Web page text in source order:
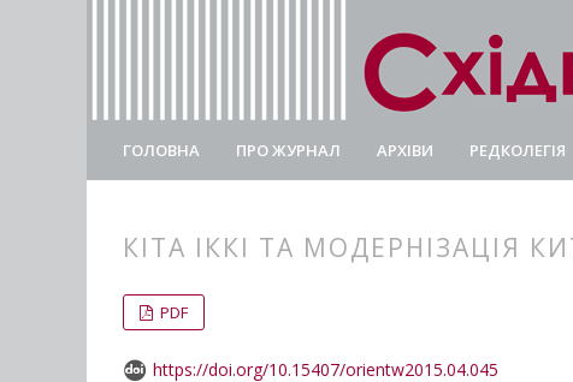
ГОЛОВНА ПРО ЖУРНАЛ АРХІВИ РЕДКОЛЕГІЯ
КІТА ІККІ ТА МОДЕРНІЗАЦІЯ
PDF
https://doi.org/10.15407/orientw2015.04.045